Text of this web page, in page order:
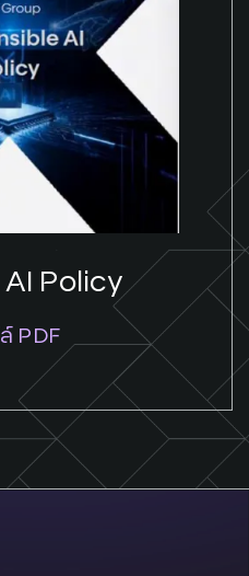
Policy
PDF